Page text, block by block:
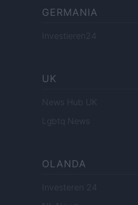
GERMANIA
Investieren24
UK
News Hub UK
Lgbtq News
OLANDA
Investeren 24